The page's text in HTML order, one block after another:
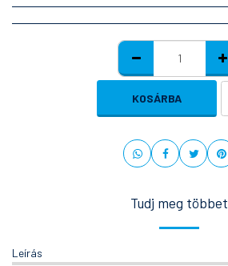
KOSÁRBA
Tudj meg többet
Leírás